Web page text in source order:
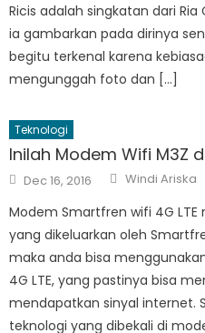
Ricis adalah singkatan dari
ia gambarkan pada dirinya
begitu terkenal karena
mengunggah foto dan […]
Teknologi
Inilah Modem Wifi M3Z
Posted
on
Dec 16, 2016 Author
Windi Ariska
Modem Smartfren wifi 4G
yang dikeluarkan oleh
maka anda bisa
4G LTE, yang pastinya bisa
mendapatkan sinyal internet.
teknologi yang dibekali di